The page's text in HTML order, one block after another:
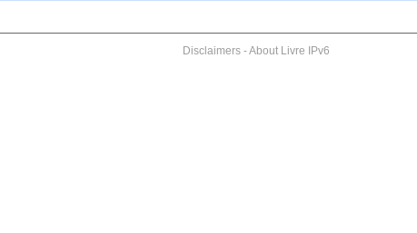
Disclaimers-About Livre IPv6